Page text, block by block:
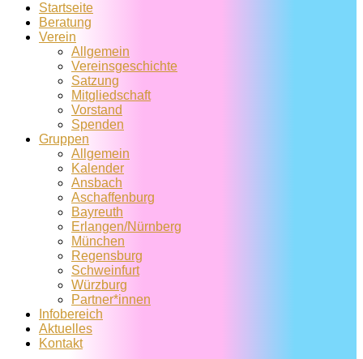
Startseite
Beratung
Verein
Allgemein
Vereins­geschichte
Satzung
Mitglied­schaft
Vorstand
Spenden
Gruppen
Allgemein
Kalender
Ansbach
Aschaffenburg
Bayreuth
Erlangen/Nürnberg
München
Regensburg
Schweinfurt
Würzburg
Partner*innen
Infobereich
Aktuelles
Kontakt